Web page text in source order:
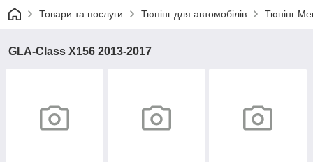
Товари та послуги Тюнінг для автомобілів Тюнінг
GLA-Class X156 2013-2017